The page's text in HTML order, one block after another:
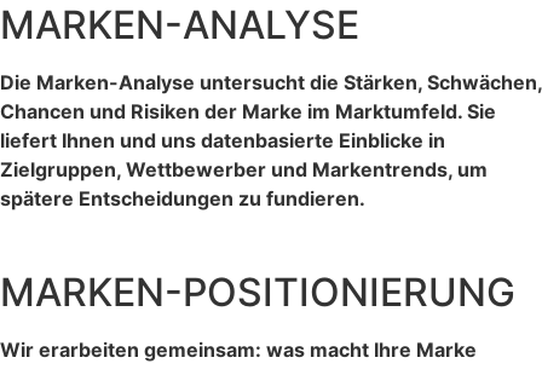
MARKEN-ANALYSE
Die Marken-Analyse untersucht die Stärken, Schwächen,
Chancen und Risiken der Marke im Marktumfeld. Sie
liefert Ihnen und uns datenbasierte Einblicke in
Zielgruppen, Wettbewerber und Markentrends, um
spätere Entscheidungen zu fundieren.
MARKEN-POSITIONIERUNG
Wir erarbeiten gemeinsam: was macht Ihre Marke